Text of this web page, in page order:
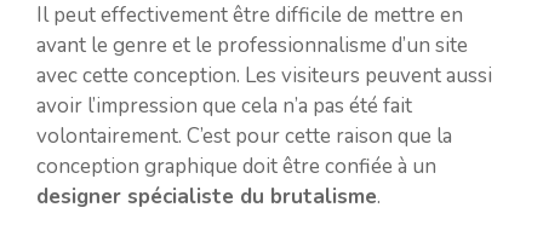
Il peut effectivement être difficile de mettre en
avant le genre et le professionnalisme d’un site
avec cette conception. Les visiteurs peuvent aussi
avoir l’impression que cela n’a pas été fait
volontairement. C’est pour cette raison que la
conception graphique doit être confiée à un
designer spécialiste du brutalisme.